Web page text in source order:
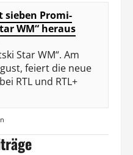
sieben Promi-
WM“ heraus
Star WM“. Am
feiert die neue
RTL und RTL+